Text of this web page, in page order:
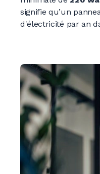
signifie qu’un
d'électricité par an